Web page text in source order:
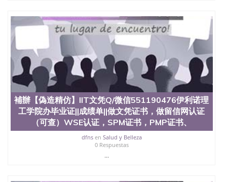
外硕士文凭办理QQ微信551190476 网上买文凭可靠
吗QQ微信551190476买国外文凭质量QQ微信
551190476国外本科毕业证怎么办理QQ微信
551190476国外大学文凭真制作QQ微信551190476办
国外文凭可找工作QQ微信551190476国外大学有毕业
证QQ微信551190476办理国外毕业证价格QQ微信
551190476国外编号查询QQ微信551190476办理国外
文凭要交定金吗QQ微信551190476办国外可查文凭
QQ微信551190476网上购买真文凭可信吗QQ微信
551190476学士学位证书查询机构QQ微信551190476
国外资格证书办理QQ微信551190476如何办理学历认
证QQ微信551190476海外文凭认证办理QQ微信
551190476 圣何塞州立大学（San Jose State
University, 又译为“圣荷西州立大学”）成立于1857
年，简称SJSU，是加州历史悠久的大学之一，也是美
西地区的公立大学之一。位于圣何塞市San Jose中
補辦【偽造精仿】IIT文凭Q/微信551190476伊利诺理
工学院办毕业证||成绩单||做文凭证书，做留信网认证
（可查）WSE认证，SPM证书，PMP证书、
dfnsen Salud y Belleza
0 Respuestas
...